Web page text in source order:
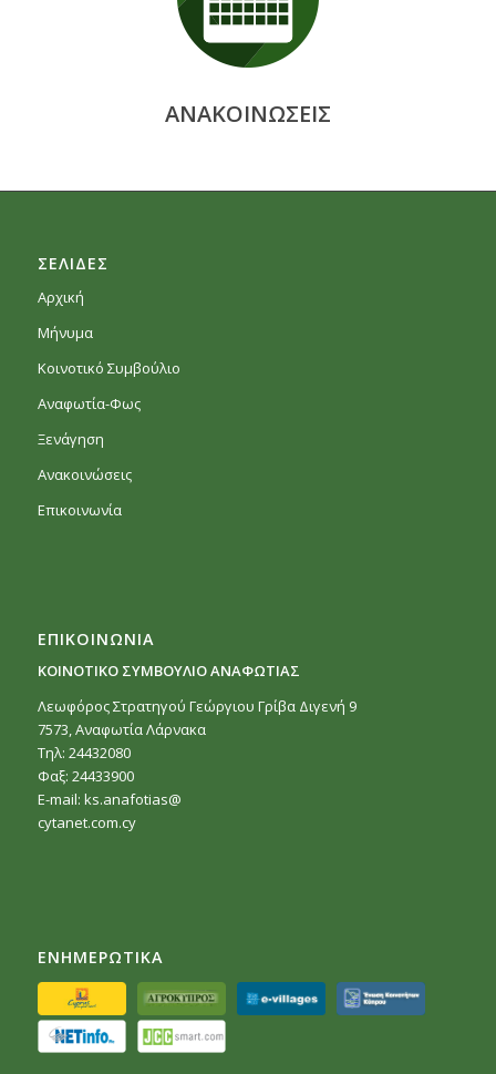
ΑΝΑΚΟΙΝΩΣΕΙΣ
ΣΕΛΙΔΕΣ
Αρχική
Μήνυμα
Κοινοτικό Συμβούλιο
Αναφωτία-Φως
Ξενάγηση
Ανακοινώσεις
Επικοινωνία
ΕΠΙΚΟΙΝΩΝΙΑ
ΚΟΙΝΟΤΙΚΟ ΣΥΜΒΟΥΛΙΟ ΑΝΑΦΩΤΙΑΣ
Λεωφόρος Στρατηγού Γεώργιου Γρίβα Διγενή 9
7573, Αναφωτία Λάρνακα
Τηλ: 24432080
Φαξ: 24433900
E-mail: ks.anafotias@
cytanet.com.cy
ΕΝΗΜΕΡΩΤΙΚΑ